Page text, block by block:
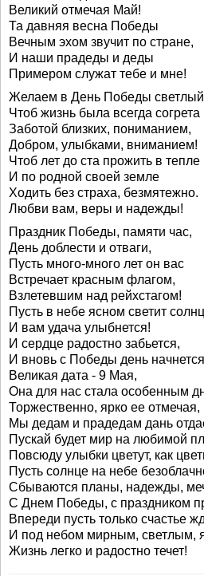
Великий отмечая Май!
Та давняя весна Победы
Вечным эхом звучит по стране,
И наши прадеды и деды
Примером служат тебе и мне!
Желаем в День Победы светлый
Чтоб жизнь была всегда согрета
Заботой близких, пониманием,
Добром, улыбками, вниманием!
Чтоб лет до ста прожить в тепле
И по родной своей земле
Ходить без страха, безмятежно.
Любви вам, веры и надежды!
Праздник Победы, памяти час,
День доблести и отваги,
Пусть много-много лет он вас
Встречает красным флагом,
Взлетевшим над рейхстагом!
Пусть в небе ясном светит
И вам удача улыбнется!
И сердце радостно забьется,
И вновь с Победы день
Великая дата - 9 Мая,
Она для нас стала особенным
Торжественно, ярко ее отмечая,
Мы дедам и прадедам дань
Пускай будет мир на любимой
Повсюду улыбки цветут, как
Пусть солнце на небе
Сбываются планы, надежды,
С Днем Победы, с праздником
Впереди пусть только счастье
И под небом мирным, светлым,
Жизнь легко и радостно течет!